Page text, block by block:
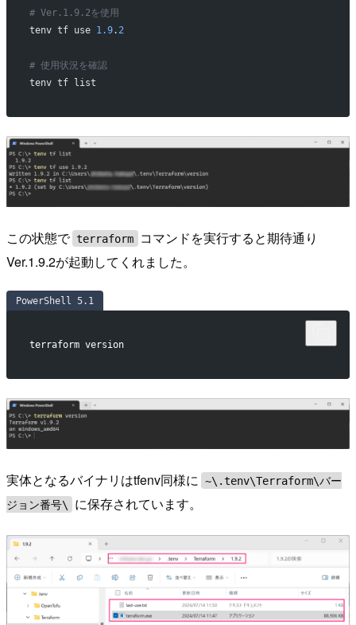
# Ver.1.9.2を使用
tenv tf use 1.9. 2
# 使用状況を確認
tenv tf list
この状態で terraform
コマンドを実行すると期待通り
Ver.1.9.2が起動してくれました。
PowerShell 5.1
terraform version
実体となるバイナリはtfenv同様に ~\.tenv\Terraform\バー
ジョン番号\
に保存されています。